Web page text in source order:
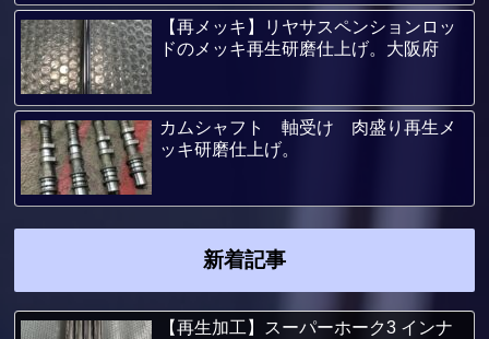
【再メッキ】リヤサスペンションロッ
ドのメッキ再生研磨仕上げ。大阪府
カムシャフト 軸受け 肉盛り再生メ
ッキ研磨仕上げ。
新着記事
【再生加工】スーパーホーク3 インナ